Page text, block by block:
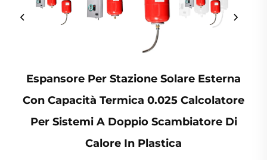
Espansore Per Stazione Solare Esterna
Con Capacità Termica 0.025 Calcolatore
Per Sistemi A Doppio Scambiatore Di
Calore In Plastica